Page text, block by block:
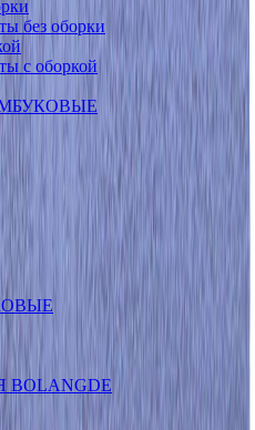
без оборки
с оборкой